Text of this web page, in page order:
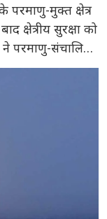
परमाणु-मुक्त क्षेत्र
क्षेत्रीय सुरक्षा को
परमाणु-संचालित
मिसाइल